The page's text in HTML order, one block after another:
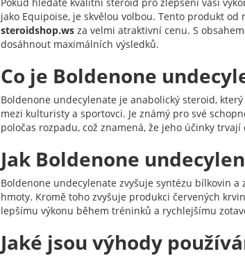
jako Equipoise, je skvělou volbou. Tento produkt
steroidshop.wsza velmi atraktivní cenu. S
dosáhnout maximálních výsledků.
Co je Boldenone
Boldenone undecylenate je anabolický steroid,
mezi kulturisty a sportovci. Je známý pro své
poločas rozpadu, což znamená, že jeho účinky
Jak Boldenone
Boldenone undecylenate zvyšuje syntézu bílkovin
hmoty. Kromě toho zvyšuje produkci červených
lepšímu výkonu během tréninků a rychlejšímu
Jaké jsou výhody